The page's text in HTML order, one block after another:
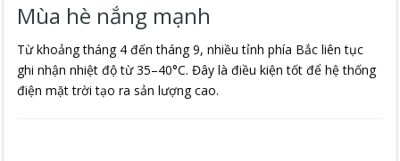
Mùa hè nắng mạnh
Từ khoảng tháng 4 đến tháng 9, nhiều tỉnh phía Bắc liên tục
ghi nhận nhiệt độ từ 35–40°C. Đây là điều kiện tốt để hệ thống
điện mặt trời tạo ra sản lượng cao.